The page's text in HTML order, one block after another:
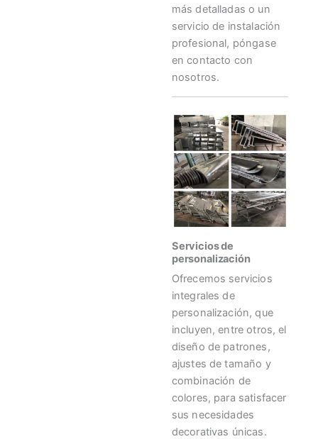
más detalladas o un
servicio de instalación
profesional, póngase
en contacto con
nosotros.
Servicios de
personalización
Ofrecemos servicios
integrales de
personalización, que
incluyen, entre otros, el
diseño de patrones,
ajustes de tamaño y
combinación de
colores, para satisfacer
sus necesidades
decorativas únicas.